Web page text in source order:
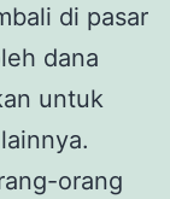
di pasar
dana
untuk
orang